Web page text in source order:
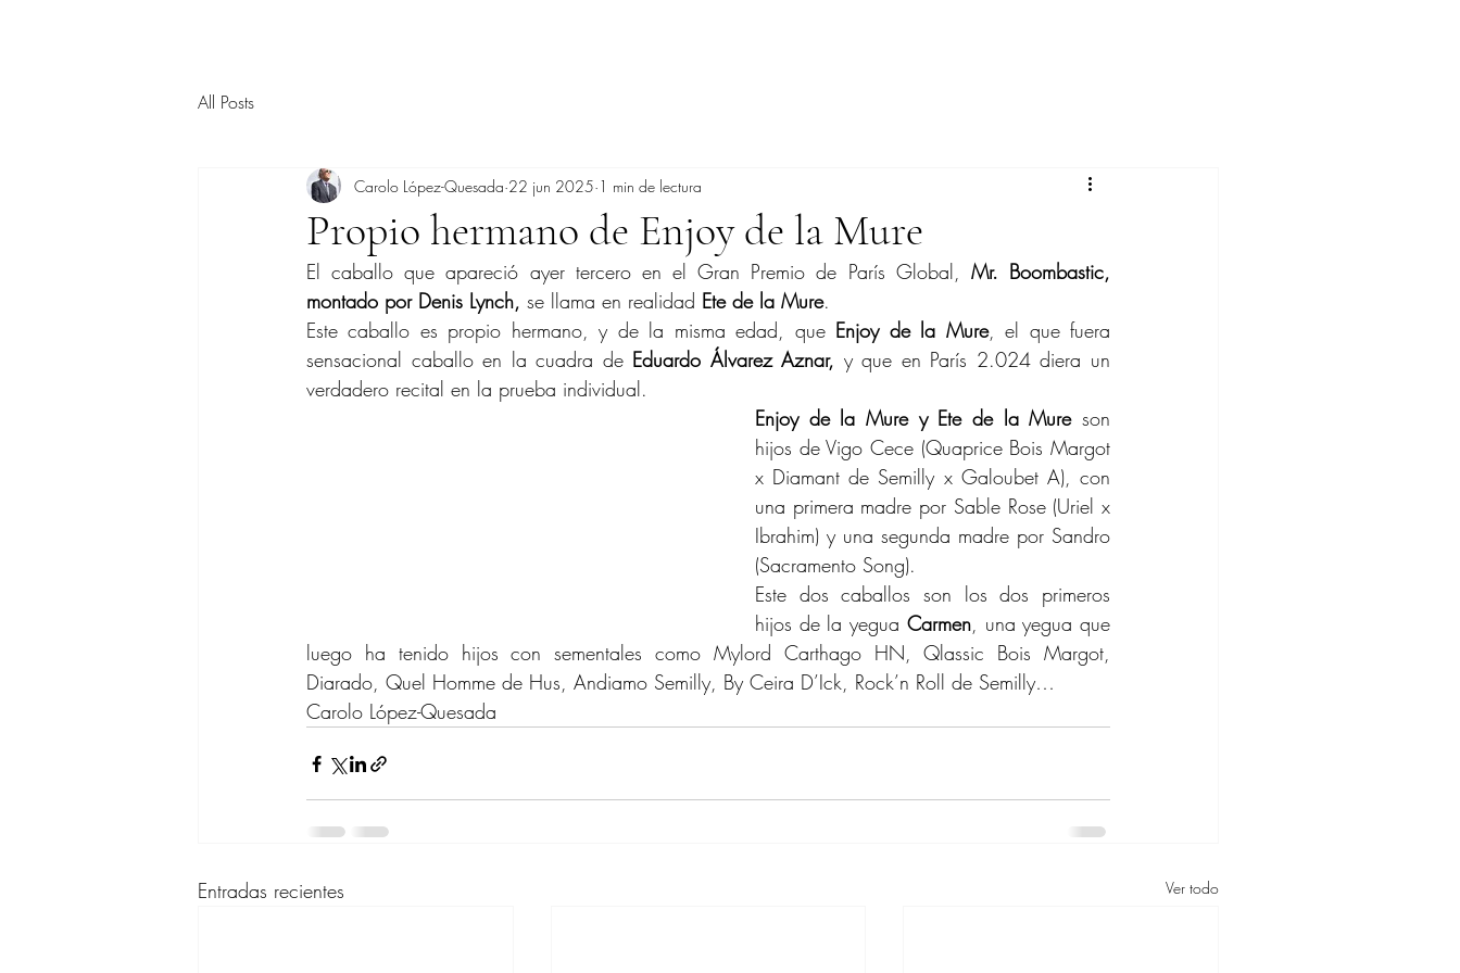
All Posts
Propio hermano de Enjoy de la Mure
Carolo López-Quesada 22 jun 2025 1 min de lectura
El caballo que apareció ayer tercero en el Gran Premio de París Global, Mr. Boombastic,
montado por Denis Lynch, se llama en realidad Ete de la Mure.
Este caballo es propio hermano, y de la misma edad, que Enjoy de la Mure, el que fuera
sensacional caballo en la cuadra de Eduardo Álvarez Aznar, y que en París 2.024 diera un
verdadero recital en la prueba individual.
Enjoy de la Mure y Ete de la Mure son
hijos de Vigo Cece (Quaprice Bois Margot
x Diamant de Semilly x Galoubet A), con
una primera madre por Sable Rose (Uriel x
Ibrahim) y una segunda madre por Sandro
(Sacramento Song).
Este dos caballos son los dos primeros
hijos de la yegua Carmen, una yegua que
luego ha tenido hijos con sementales como Mylord Carthago HN, Qlassic Bois Margot,
Diarado, Quel Homme de Hus, Andiamo Semilly, By Ceira D’Ick, Rock’n Roll de Semilly…
Carolo López-Quesada
Entradas recientes Ver todo